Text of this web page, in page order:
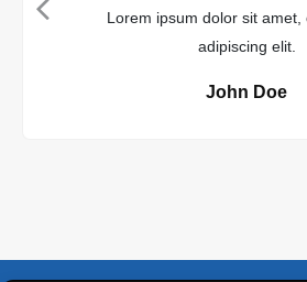
Lorem ipsum dolor sit amet,
adipiscing elit.
John Doe